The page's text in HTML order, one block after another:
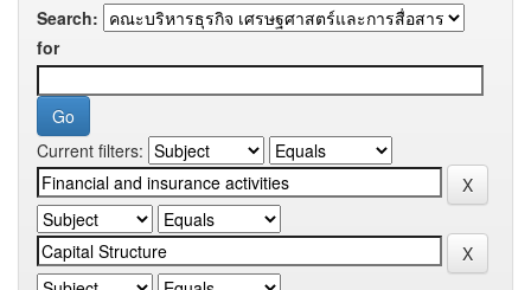
Search:
for
Current filters: